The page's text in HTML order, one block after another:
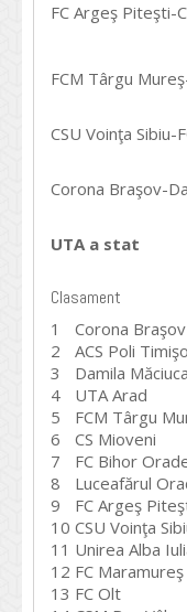
FC Argeş Piteşti-
FCM Târgu
CSU Voinţa
Corona Braşov-
UTA a stat
Clasament
1 Corona Braşov
2
ACS Poli
3
Damila Măciuca
4
UTA Arad
5
FCM Târgu
6
CS Mioveni
7
FC Bihor
8
Luceafărul
9
FC Argeş
10 CSU Voinţa
11 Unirea Alba
12 FC
13 FC Olt